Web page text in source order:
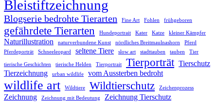
Bleistiftzeichnung
Blogserie bedrohte Tierarten Fine Art Fohlen frühgeboren
gefährdete Tierarten Hundeportrait Kater Katze kleiner Kämpfer
Naturillustration naturverbundene Kunst nördliches Breitmaulnashorn
Pferd
Pferdeporträt
Schneeleopard seltene Tiere slow art stadttauben tauben Tier
tierische Geschichten tierische Helden Tierportrait Tierporträt Tierschutz
Tierzeichnung
urban wildlife vom Aussterben bedroht
wildlife art Wildtiere Wildtierschutz Zeichenprozess
Zeichnung Zeichnung mit Bedeutung Zeichnung Tierschutz